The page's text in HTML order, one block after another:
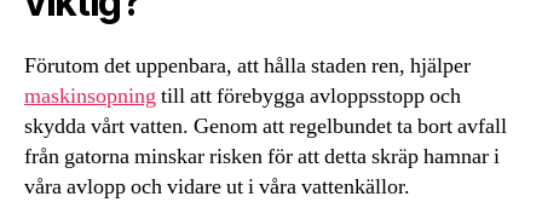
Förutom det uppenbara, att hålla staden ren, hjälper
maskinsopningtill att förebygga avloppsstopp och
skydda vårt vatten. Genom att regelbundet ta bort avfall
från gatorna minskar risken för att detta skräp hamnar i
våra avlopp och vidare ut i våra vattenkällor.